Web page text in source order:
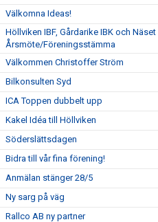
Välkomna Ideas!
Höllviken IBF, Gårdarike IBK och Näset
Årsmöte/Föreningsstämma
Välkommen Christoffer Ström
Bilkonsulten Syd
ICA Toppen dubbelt upp
Kakel Idéa till Höllviken
Söderslättsdagen
Bidra till vår fina förening!
Anmälan stänger 28/5
Ny sarg på väg
Rallco AB ny partner